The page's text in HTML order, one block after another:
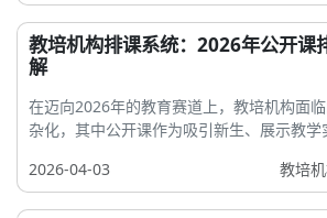
教培机构排课系统：2026年公开课
解
在迈向2026年的教育赛道上，教培机构面
杂化，其中公开课作为吸引新生、展示教学
2026-04-03
教培